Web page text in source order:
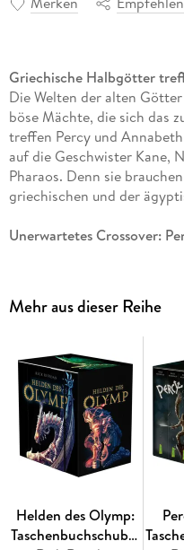
Griechische Halbgötter
Die Welten der alten
böse Mächte, die sich das
treffen Percy und
auf die Geschwister Kane,
Pharaos. Denn sie
griechischen und der
Unerwartetes Crossover:
Griechenlands mit den
Pharaos. Das Buch enthält
Kurzgeschichten: 'Der
Serapis' und 'Die Krone des
***Bewährte Helden, neue
Abenteuer aus der Welt
ab 12 Jahren und alle
Chroniken***
Mehr aus dieser Reihe
Helden des Olymp:
Taschenbuchschuber